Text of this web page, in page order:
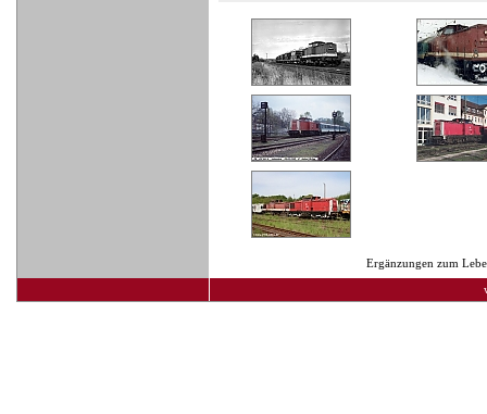
Ergänzungen zum